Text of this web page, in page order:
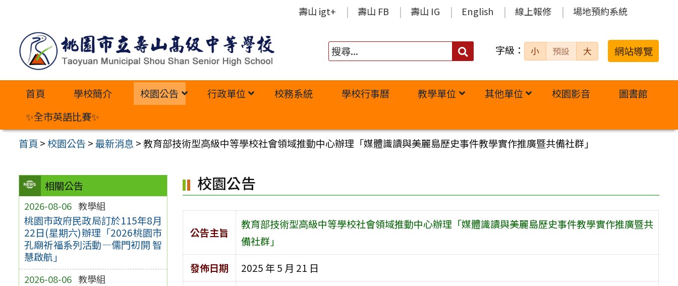
內
壽山 igt+ 壽山 FB 壽山 IG English 線上報修 場地預約系統
搜
字級： 小 預設 大 網站導覽
首頁 學校簡介 校園公告 行政單位 校務系統 學校行事曆 教學單位 其他單位 校園影音
圖書館
✨全市英語比賽✨
首頁 >校園公告 >最新消息 >教育部技術型高級中等學校社會領域推動中心辦理「媒體識讀與美麗島歷史事件教學實作推廣暨共備社群」
相關公告
2026-08-06 教學組
桃園市政府民政局訂於115年8月
22日(星期六)辦理「2026桃園市
孔廟祈福系列活動—儒門初開 智
慧啟航」
2026-08-06 教學組
校園公告
公告主旨
教育部技術型高級中等學校社會領域推動中心辦理「媒體識讀與美麗島歷史事件教學實作推廣暨共
備社群」
發佈日期
2025 年 5 月 21 日